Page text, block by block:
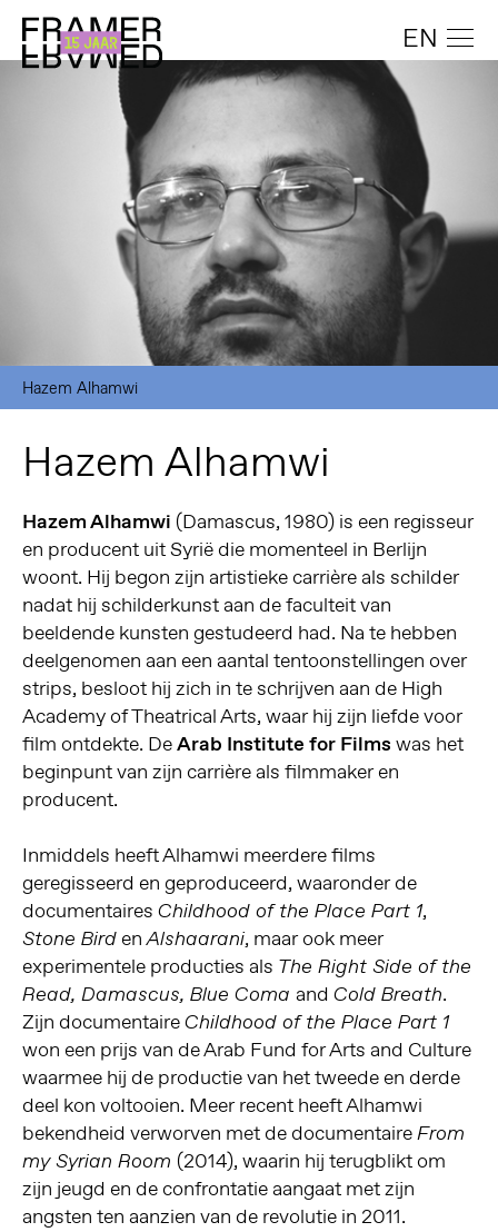
EN
Hazem Alhamwi
Hazem Alhamwi
Hazem Alhamwi (Damascus, 1980) is een regisseur
en producent uit Syrië die momenteel in Berlijn
woont. Hij begon zijn artistieke carrière als schilder
nadat hij schilderkunst aan de faculteit van
beeldende kunsten gestudeerd had. Na te hebben
deelgenomen aan een aantal tentoonstellingen over
strips, besloot hij zich in te schrijven aan de High
Academy of Theatrical Arts, waar hij zijn liefde voor
film ontdekte. DeArab Institute for Films was het
beginpunt van zijn carrière als filmmaker en
producent.
Inmiddels heeft Alhamwi meerdere films
geregisseerd en geproduceerd, waaronder de
documentaires Childhood of the Place Part 1,
Stone BirdenAlshaarani, maar ook meer
experimentele producties als The Right Side of the
Read, Damascus, Blue Coma and Cold Breath.
Zijn documentaireChildhood of the Place Part 1
won een prijs van de Arab Fund for Arts and Culture
waarmee hij de productie van het tweede en derde
deel kon voltooien. Meer recent heeft Alhamwi
bekendheid verworven met de documentaireFrom
my Syrian Room (2014), waarin hij terugblikt om
zijn jeugd en de confrontatie aangaat met zijn
angsten ten aanzien van de revolutie in 2011.